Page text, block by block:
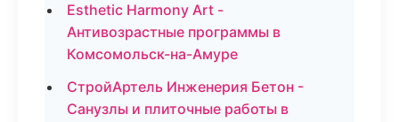
Esthetic Harmony Art -
Антивозрастные программы в
Комсомольск-на-Амуре
СтройАртель Инженерия Бетон -
Санузлы и плиточные работы в